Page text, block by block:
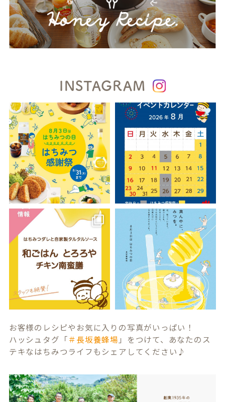
INSTAGRAM
お客様のレシピやお気に入りの写真がいっぱい！
ハッシュタグ「＃長坂養蜂場 」をつけて、あなたのス
テキなはちみつライフもシェアしてください♪